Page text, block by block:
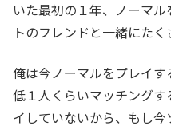
いた最初の１年、ノーマ
トのフレンドと一緒にたく
俺は今ノーマルをプレイ
低１人くらいマッチング
イしていないから、もし